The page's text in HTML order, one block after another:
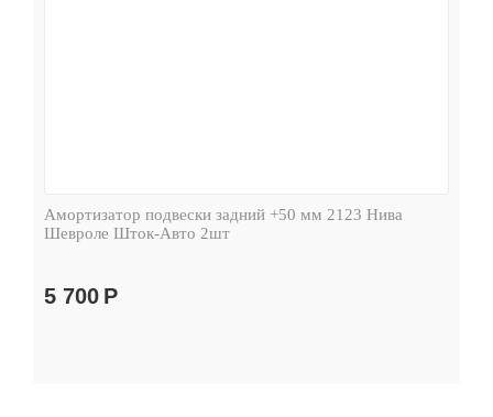
Амортизатор подвески задний +50 мм 2123 Нива
Шевроле Шток-Авто 2шт
5 700 Р